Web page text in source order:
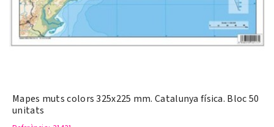
Mapes muts colors 325x225 mm. Catalunya física. Bloc 50
unitats